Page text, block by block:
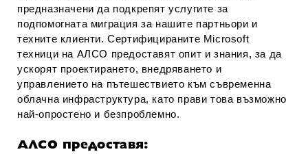
предназначени да подкрепят услугите за
подпомогната миграция за нашите партньори и
техните клиенти. Сертифицираните Microsoft
техници на АЛСО предоставят опит и знания, за да
ускорят проектирането, внедряването и
управлението на пътешествието към съвременна
облачна инфраструктура, като прави това възможно
най-опростено и безпроблемно.
АЛСО предоставя: